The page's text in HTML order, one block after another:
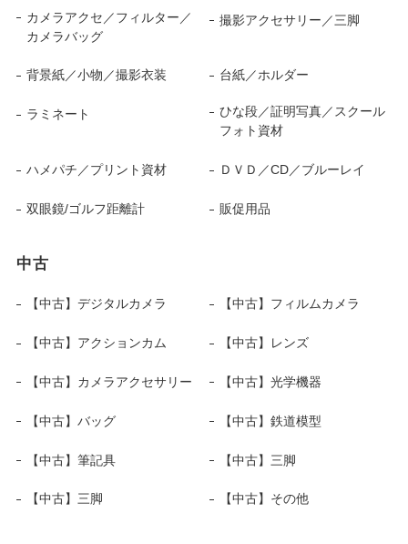
カメラアクセ／フィルター／
カメラバッグ
撮影アクセサリー／三脚
背景紙／小物／撮影衣装 台紙／ホルダー
ラミネート
ひな段／証明写真／スクール
フォト資材
ハメパチ／プリント資材 ＤＶＤ／CD／ブルーレイ
双眼鏡/ゴルフ距離計 販促用品
中古
【中古】デジタルカメラ 【中古】フィルムカメラ
【中古】アクションカム 【中古】レンズ
【中古】カメラアクセサリー 【中古】光学機器
【中古】バッグ 【中古】鉄道模型
【中古】筆記具 【中古】三脚
【中古】三脚 【中古】その他